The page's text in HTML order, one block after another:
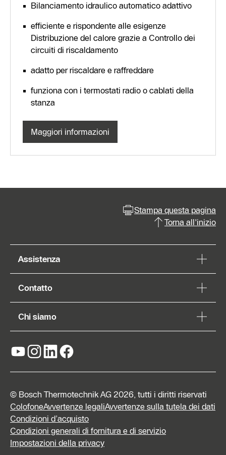
Bilanciamento idraulico automatico adattivo
efficiente e rispondente alle esigenze
Distribuzione del calore grazie a Controllo dei
circuiti di riscaldamento
adatto per riscaldare e raffreddare
funziona con i termostati radio o cablati della
stanza
Maggiori informazioni
Form di
Stampa questa pagina
Torna all'inizio
Assistenza
Contatto
Chi siamo
© Bosch Thermotechnik AG 2026, tutti i diritti riservati
ColofoneAvvertenze legaliAvvertenze sulla tutela dei dati
Condizioni d’acquisto
Condizioni generali di fornitura e di servizio
Impostazioni della privacy